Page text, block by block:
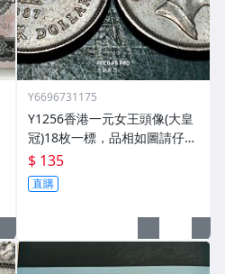
Y6696731175
Y1256香港一元女王頭像(大皇
冠)18枚一標，品相如圖請仔細
檢視能接受再下標，完美主義
者勿下標(大雅集品)
$ 135
直購